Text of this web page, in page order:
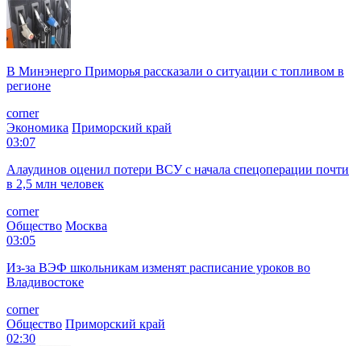
В Минэнерго Приморья рассказали о ситуации с топливом в
регионе
corner
Экономика Приморский край
03:07
Алаудинов оценил потери ВСУ с начала спецоперации почти
в 2,5 млн человек
corner
Общество Москва
03:05
Из-за ВЭФ школьникам изменят расписание уроков во
Владивостоке
corner
Общество Приморский край
02:30